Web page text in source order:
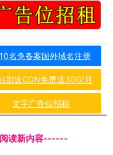
名免备案国外域名注册
加速CDN免费送30G/月
文字广告位招租
读新内容------